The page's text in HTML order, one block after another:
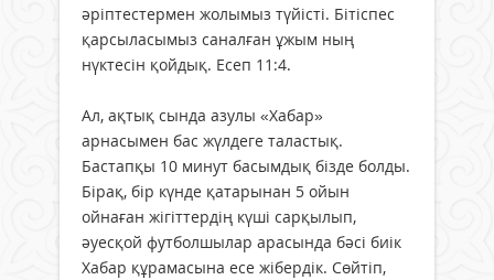
әріптестермен жолымыз түйісті. Бітіспес
қарсыласымыз саналған ұжым ның
нүктесін қойдық. Есеп 11:4.
Ал, ақтық сында азулы «Хабар»
арнасымен бас жүлдеге таластық.
Бастапқы 10 минут басымдық бізде болды.
Бірақ, бір күнде қатарынан 5 ойын
ойнаған жігіттердің күші сарқылып,
әуесқой футболшылар арасында бәсі биік
Хабар құрамасына есе жібердік. Сөйтіп,